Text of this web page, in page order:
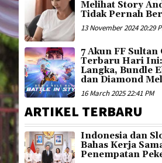
Melihat Story
Tidak Pernah
13 November 2024 20:29
7 Akun FF Sultan
Terbaru Hari
Langka, Bundle
dan Diamond
16 March 2025 22:41 PM
ARTIKEL TERBARU
Indonesia dan
Bahas Kerja
Penempatan